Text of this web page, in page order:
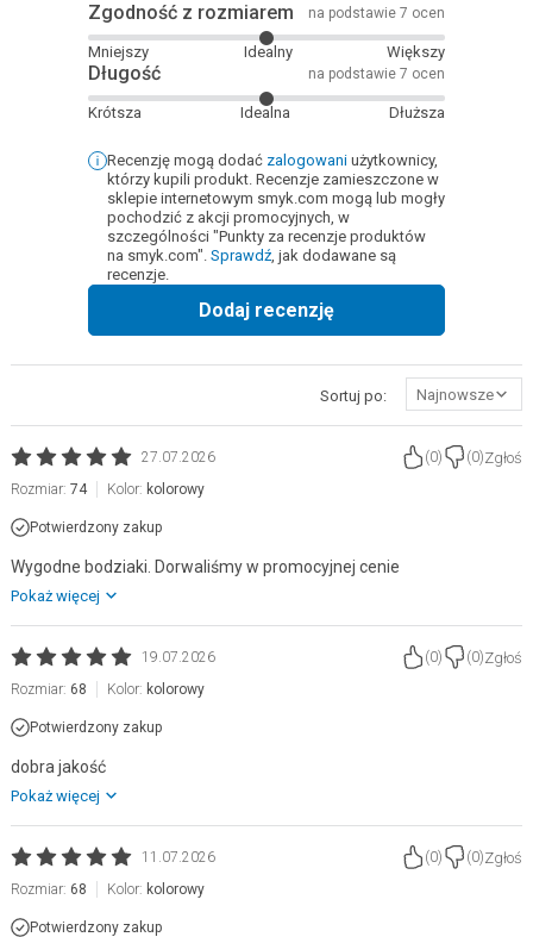
Zgodność z rozmiarem na podstawie 7 ocen
Mniejszy Idealny Większy
Długość na podstawie 7 ocen
Krótsza Idealna Dłuższa
Recenzję mogą dodać zalogowani użytkownicy,
którzy kupili produkt. Recenzje zamieszczone w
sklepie internetowym smyk.com mogą lub mogły
pochodzić z akcji promocyjnych, w
szczególności "Punkty za recenzje produktów
na smyk.com". Sprawdź, jak dodawane są
recenzje.
Dodaj recenzję
Sortuj po: Najnowsze
27.07.2026 (0) (0)Zgłoś
Rozmiar: 74 Kolor: kolorowy
Potwierdzony zakup
Wygodne bodziaki. Dorwaliśmy w promocyjnej cenie
Pokaż więcej
19.07.2026 (0) (0)Zgłoś
Rozmiar: 68 Kolor: kolorowy
Potwierdzony zakup
dobra jakość
Pokaż więcej
11.07.2026 (0) (0)Zgłoś
Rozmiar: 68 Kolor: kolorowy
Potwierdzony zakup